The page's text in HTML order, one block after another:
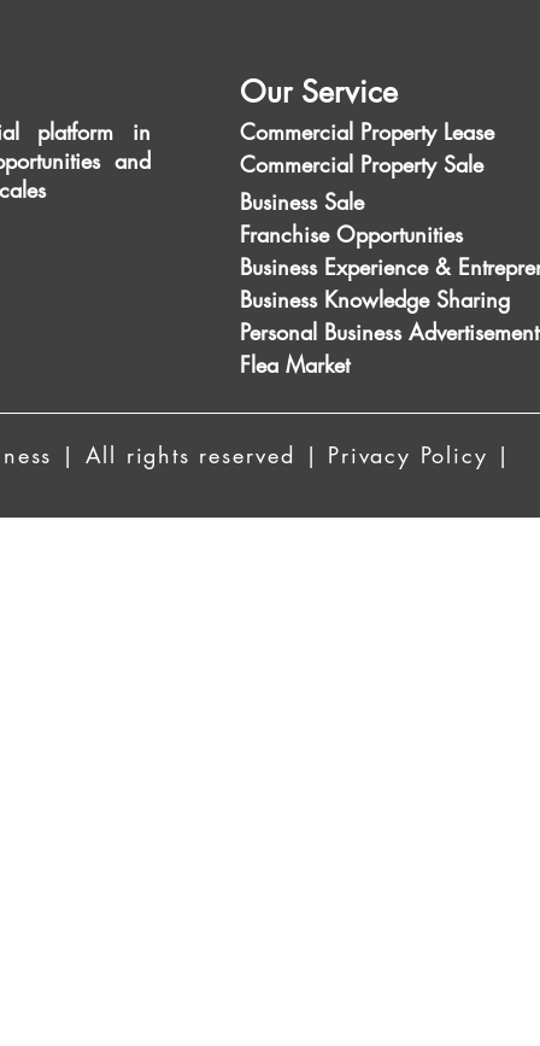
platform in
and
Our Service
Commercial Property Lease
Commercial Property Sale
Business Sale
Franchise Opportunities
Business Experience &
Business Knowledge Sharing
Personal Business
Flea Market
| All rights reserved | Privacy Policy |